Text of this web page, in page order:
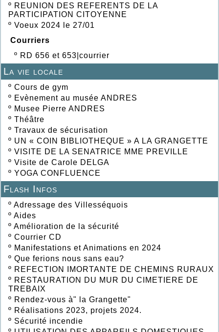
º REUNION DES REFERENTS DE LA
PARTICIPATION CITOYENNE
º Voeux 2024 le 27/01
Courriers
º RD 656 et 653|courrier
La vie locale
º Cours de gym
º Evènement au musée ANDRES
º Musee Pierre ANDRES
º Théâtre
º Travaux de sécurisation
º UN « COIN BIBLIOTHEQUE » A LA GRANGETTE
º VISITE DE LA SENATRICE MME PREVILLE
º Visite de Carole DELGA
º YOGA CONFLUENCE
Flash Infos
º Adressage des Villesséquois
º Aides
º Amélioration de la sécurité
º Courrier CD
º Manifestations et Animations en 2024
º Que ferions nous sans eau?
º REFECTION IMORTANTE DE CHEMINS RURAUX
º RESTAURATION DU MUR DU CIMETIERE DE
TREBAIX
º Rendez-vous à" la Grangette"
º Réalisations 2023, projets 2024.
º Sécurité incendie